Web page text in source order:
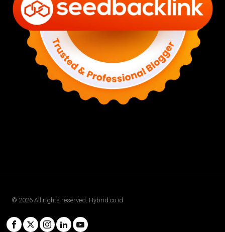
© 2026 All rights reserved. Hybrid.co.id